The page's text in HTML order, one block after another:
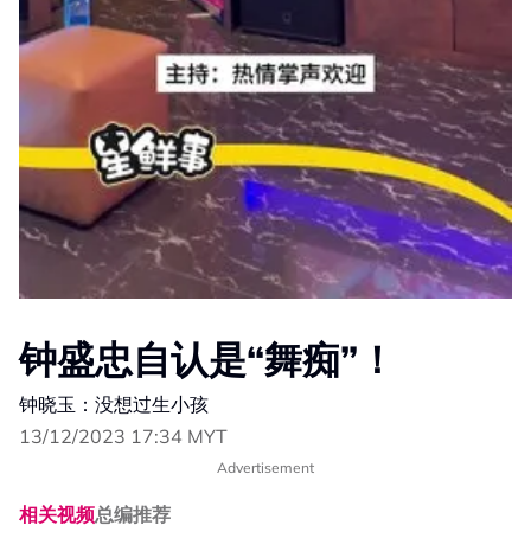
钟盛忠自认是“舞痴”！
钟晓玉：没想过生小孩
13/12/2023 17:34 MYT
Advertisement
相关视频总编推荐